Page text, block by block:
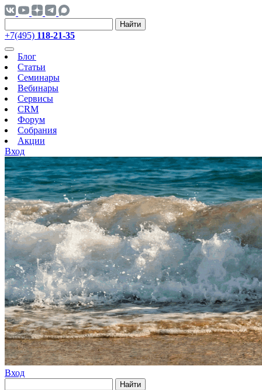
Найти
+7(495) 118-21-35
Блог
Статьи
Семинары
Вебинары
Сервисы
CRM
Форум
Собрания
Акции
Вход
Вход
Найти